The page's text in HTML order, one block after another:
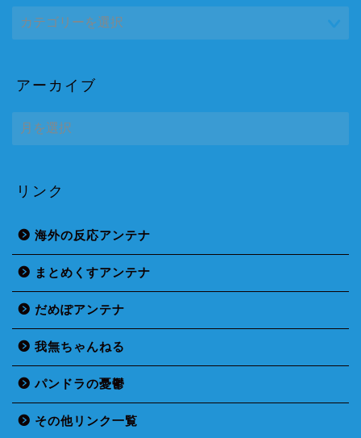
アーカイブ
ー
ブリンク
海外の反応アンテナ
まとめくすアンテナ
だめぽアンテナ
我無ちゃんねる
パンドラの憂鬱
その他リンク一覧